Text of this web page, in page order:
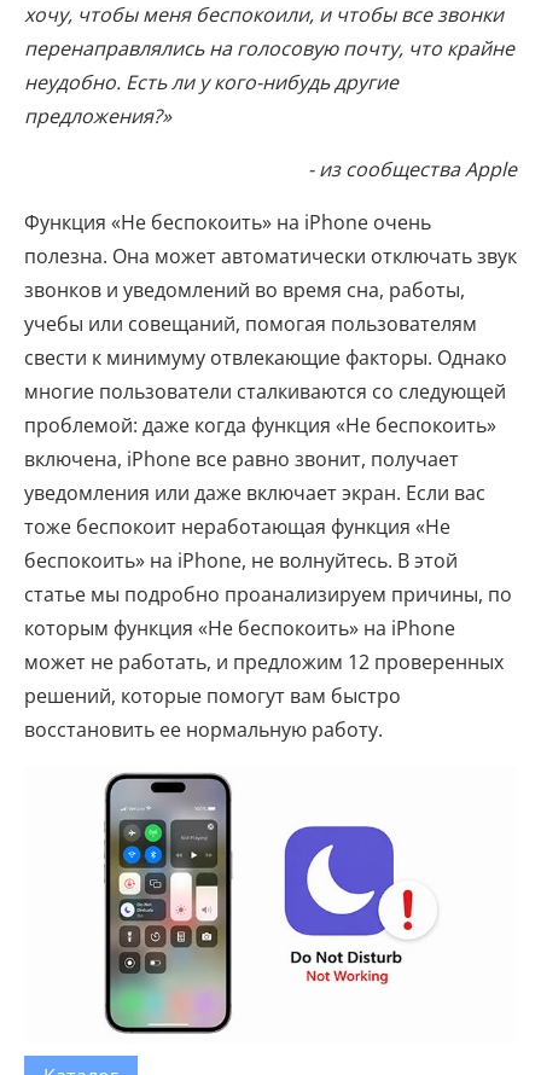
хочу, чтобы меня беспокоили, и чтобы все звонки
перенаправлялись на голосовую почту, что крайне
неудобно. Есть ли у кого-нибудь другие
предложения?»
- из сообщества Apple
Функция «Не беспокоить» на iPhone очень
полезна. Она может автоматически отключать звук
звонков и уведомлений во время сна, работы,
учебы или совещаний, помогая пользователям
свести к минимуму отвлекающие факторы. Однако
многие пользователи сталкиваются со следующей
проблемой: даже когда функция «Не беспокоить»
включена, iPhone все равно звонит, получает
уведомления или даже включает экран. Если вас
тоже беспокоит неработающая функция «Не
беспокоить» на iPhone, не волнуйтесь. В этой
статье мы подробно проанализируем причины, по
которым функция «Не беспокоить» на iPhone
может не работать, и предложим 12 проверенных
решений, которые помогут вам быстро
восстановить ее нормальную работу.